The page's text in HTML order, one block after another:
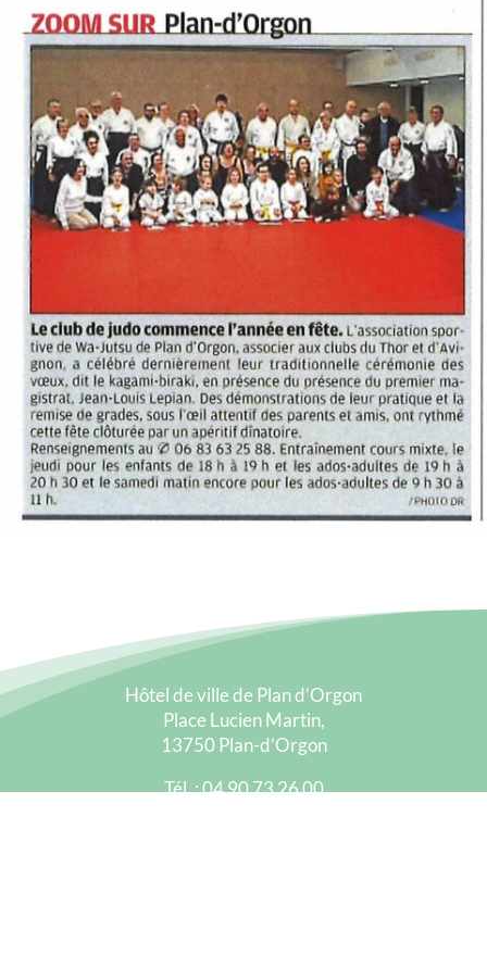
Hôtel de ville de Plan d’Orgon
Place Lucien Martin,
13750 Plan-d’Orgon
Tél. : 04 90 73 26 00